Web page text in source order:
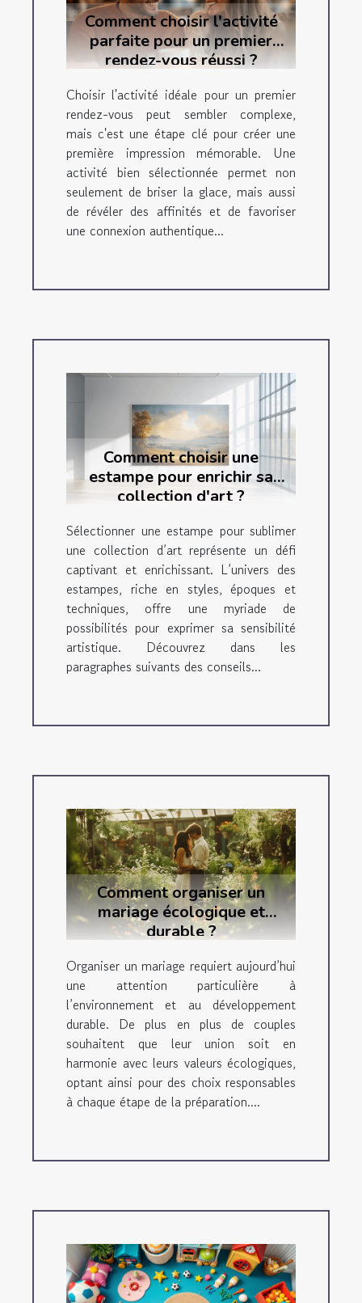
Comment choisir l'activité
parfaite pour un premier
rendez-vous réussi ?
Choisir l'activité idéale pour un premier
rendez-vous peut sembler complexe,
mais c'est une étape clé pour créer une
première impression mémorable. Une
activité bien sélectionnée permet non
seulement de briser la glace, mais aussi
de révéler des affinités et de favoriser
une connexion authentique...
Comment choisir une
estampe pour enrichir sa
collection d'art ?
Sélectionner une estampe pour sublimer
une collection d’art représente un défi
captivant et enrichissant. L’univers des
estampes, riche en styles, époques et
techniques, offre une myriade de
possibilités pour exprimer sa sensibilité
artistique. Découvrez dans les
paragraphes suivants des conseils...
Comment organiser un
mariage écologique et
durable ?
Organiser un mariage requiert aujourd’hui
une attention particulière à
l’environnement et au développement
durable. De plus en plus de couples
souhaitent que leur union soit en
harmonie avec leurs valeurs écologiques,
optant ainsi pour des choix responsables
à chaque étape de la préparation....